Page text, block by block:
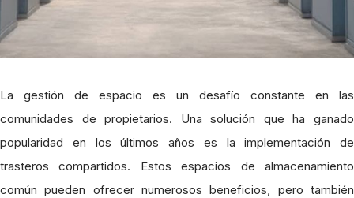
La gestión de espacio es un desafío constante en las
comunidades de propietarios. Una solución que ha ganado
popularidad en los últimos años es la implementación de
trasteros compartidos. Estos espacios de almacenamiento
común pueden ofrecer numerosos beneficios, pero también